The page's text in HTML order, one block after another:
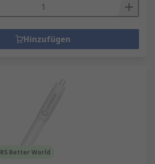
Hinzufügen
RS Better World